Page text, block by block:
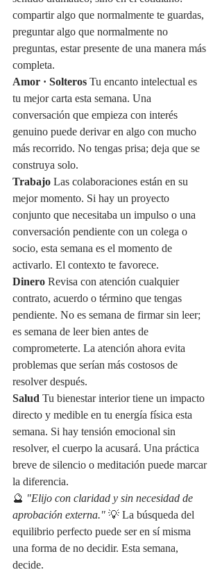
compartir algo que normalmente te guardas,
preguntar algo que normalmente no
preguntas, estar presente de una manera más
completa.
Amor · Solteros Tu encanto intelectual es
tu mejor carta esta semana. Una
conversación que empieza con interés
genuino puede derivar en algo con mucho
más recorrido. No tengas prisa; deja que se
construya solo.
Trabajo Las colaboraciones están en su
mejor momento. Si hay un proyecto
conjunto que necesitaba un impulso o una
conversación pendiente con un colega o
socio, esta semana es el momento de
activarlo. El contexto te favorece.
Dinero Revisa con atención cualquier
contrato, acuerdo o término que tengas
pendiente. No es semana de firmar sin leer;
es semana de leer bien antes de
comprometerte. La atención ahora evita
problemas que serían más costosos de
resolver después.
Salud Tu bienestar interior tiene un impacto
directo y medible en tu energía física esta
semana. Si hay tensión emocional sin
resolver, el cuerpo la acusará. Una práctica
breve de silencio o meditación puede marcar
la diferencia.
🔮 "Elijo con claridad y sin necesidad de
aprobación externa." 💡 La búsqueda del
equilibrio perfecto puede ser en sí misma
una forma de no decidir. Esta semana,
decide.